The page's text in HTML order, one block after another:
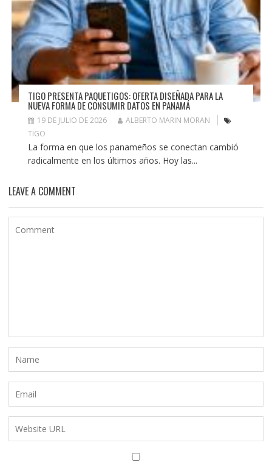
TIGO PRESENTA PAQUETIGOS: OFERTA DISEÑADA PARA LA
NUEVA FORMA DE CONSUMIR DATOS EN PANAMÁ
19 DE JULIO DE 2026
ALBERTO MARIN MORAN
TIGO
La forma en que los panameños se conectan cambió
radicalmente en los últimos años. Hoy las...
LEAVE A COMMENT